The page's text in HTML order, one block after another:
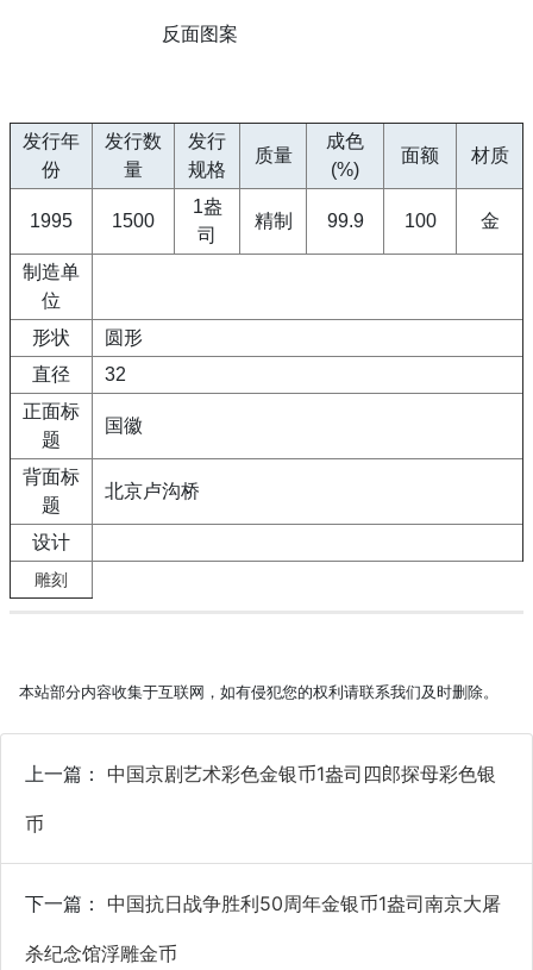
反面图案
发行年
份
发行数
量
发行
规格
质量
成色
(%)
面额 材质
1995 1500
1盎
司
精制 99.9 100 金
制造单
位
形状
圆形
直径
32
正面标
题
国徽
背面标
题
北京卢沟桥
设计
雕刻
本站部分内容收集于互联网，如有侵犯您的权利请联系我们及时删除。
上一篇： 中国京剧艺术彩色金银币1盎司四郎探母彩色银
币
下一篇： 中国抗日战争胜利50周年金银币1盎司南京大屠
杀纪念馆浮雕金币